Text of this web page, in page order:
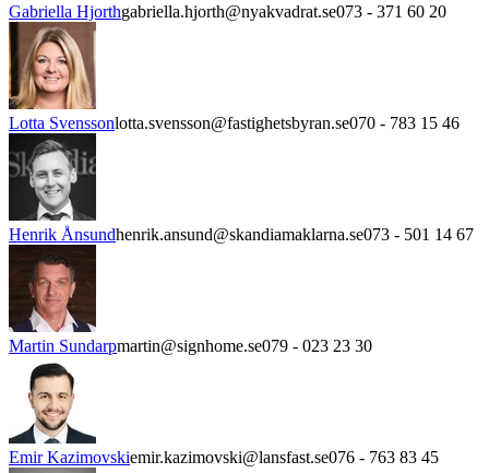
Gabriella Hjorthgabriella.hjorth@nyakvadrat.se073 - 371 60 20
Lotta Svenssonlotta.svensson@fastighetsbyran.se070 - 783 15 46
Henrik Ånsundhenrik.ansund@skandiamaklarna.se073 - 501 14 67
Martin Sundarpmartin@signhome.se079 - 023 23 30
Emir Kazimovskiemir.kazimovski@lansfast.se076 - 763 83 45